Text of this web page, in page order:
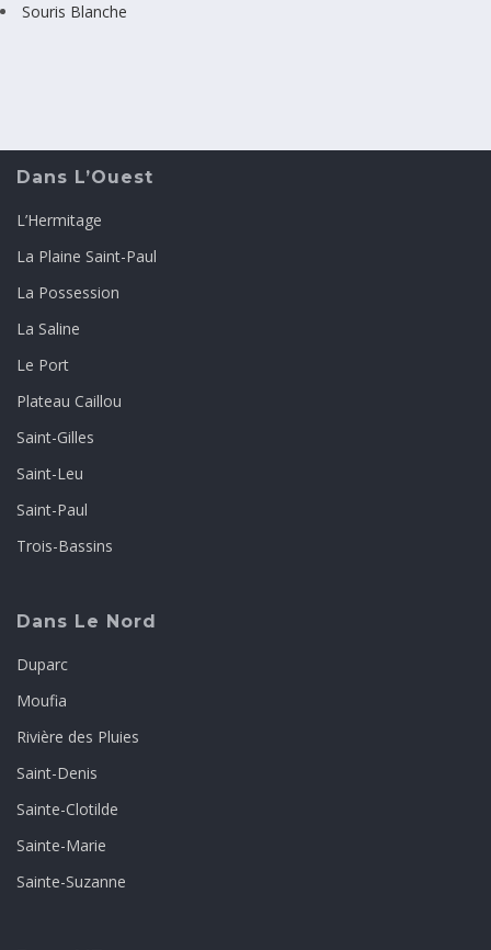
Souris Blanche
Dans L’Ouest
L’Hermitage
La Plaine Saint-Paul
La Possession
La Saline
Le Port
Plateau Caillou
Saint-Gilles
Saint-Leu
Saint-Paul
Trois-Bassins
Dans Le Nord
Duparc
Moufia
Rivière des Pluies
Saint-Denis
Sainte-Clotilde
Sainte-Marie
Sainte-Suzanne